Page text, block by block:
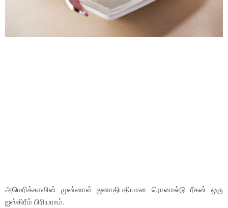
அமெரிக்காவின் முன்னாள் ஜனாதிபதியான ரொனால்டு ரீகன் ஒரு
ஐஸ்கிரீம் பிரியராம்.